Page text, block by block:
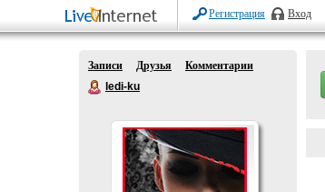
Регистрация Вход
Записи Друзья
Комментарии
ledi-ku